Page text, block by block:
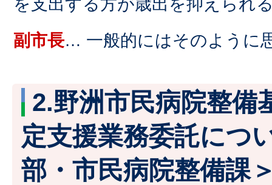
を支出する方が歳出を抑えられ
副市長… 一般的にはそのように
2.野洲市民病院整備
定支援業務委託につ
部・市民病院整備課